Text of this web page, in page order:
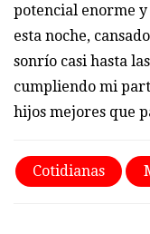
potencial enorme
esta noche,
sonrío casi hasta
cumpliendo mi
hijos mejores que
Cotidianas